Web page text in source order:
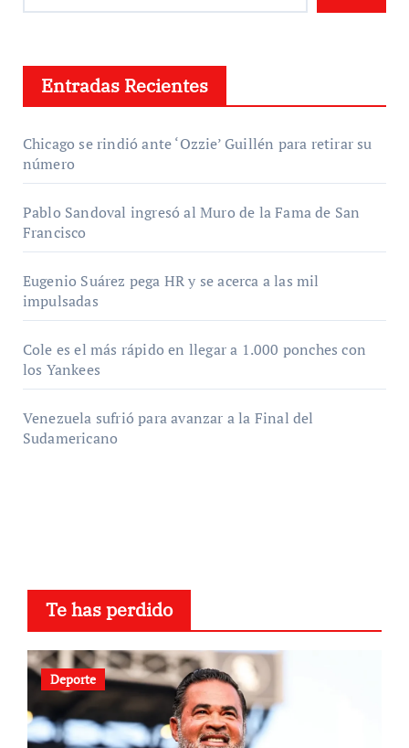
Entradas Recientes
Chicago se rindió ante ‘Ozzie’ Guillén para retirar su
número
Pablo Sandoval ingresó al Muro de la Fama de San
Francisco
Eugenio Suárez pega HR y se acerca a las mil
impulsadas
Cole es el más rápido en llegar a 1.000 ponches con
los Yankees
Venezuela sufrió para avanzar a la Final del
Sudamericano
Te has perdido
Deporte